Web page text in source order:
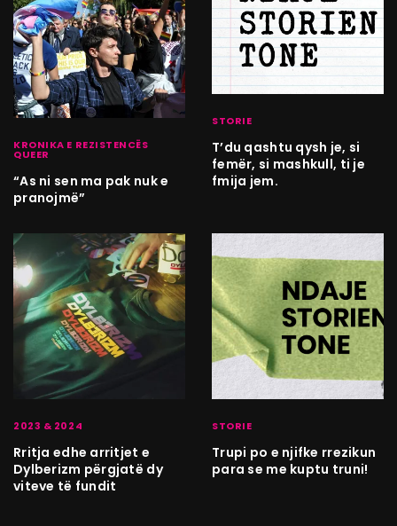
KRONIKA E REZISTENCËS
QUEER
“As ni sen ma pak nuk e
pranojmë”
STORIE
T’du qashtu qysh je, si
femër, si mashkull, ti je
fmija jem.
2023 & 2024
Rritja edhe arritjet e
Dylberizm përgjatë dy
viteve të fundit
STORIE
Trupi po e njifke rrezikun
para se me kuptu truni!